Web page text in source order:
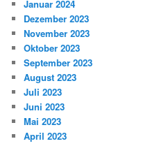
Januar 2024
Dezember 2023
November 2023
Oktober 2023
September 2023
August 2023
Juli 2023
Juni 2023
Mai 2023
April 2023